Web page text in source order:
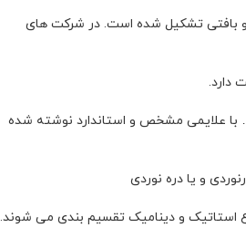
و بافتی تشکیل شده است. در شرکت های
علایمی مشخص و استاندارد نوشته شده
و یا دره نوردی
استاتیک و دینامیک تقسیم بندی می شوند.